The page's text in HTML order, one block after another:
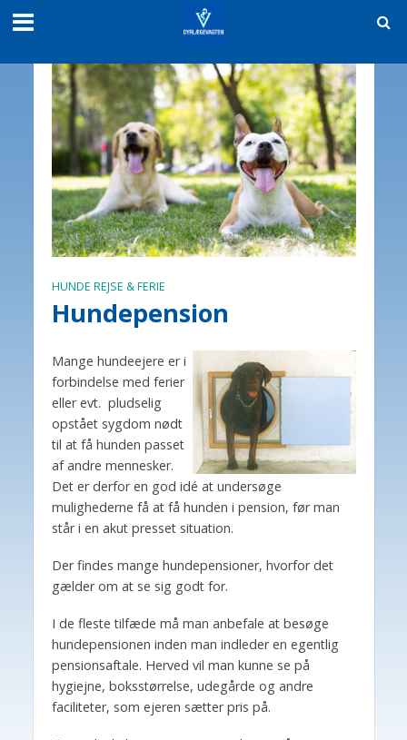
HUNDE REJSE & FERIE
Hundepension
Mange hundeejere er i
forbindelse med ferier
eller evt. pludselig
opstået sygdom nødt
til at få hunden passet
af andre mennesker.
Det er derfor en god idé at undersøge
mulighederne få at få hunden i pension, før man
står i en akut presset situation.
Der findes mange hundepensioner, hvorfor det
gælder om at se sig godt for.
I de fleste tilfæde må man anbefale at besøge
hundepensionen inden man indleder en egentlig
pensionsaftale. Herved vil man kunne se på
hygiejne, boksstørrelse, udegårde og andre
faciliteter, som ejeren sætter pris på.